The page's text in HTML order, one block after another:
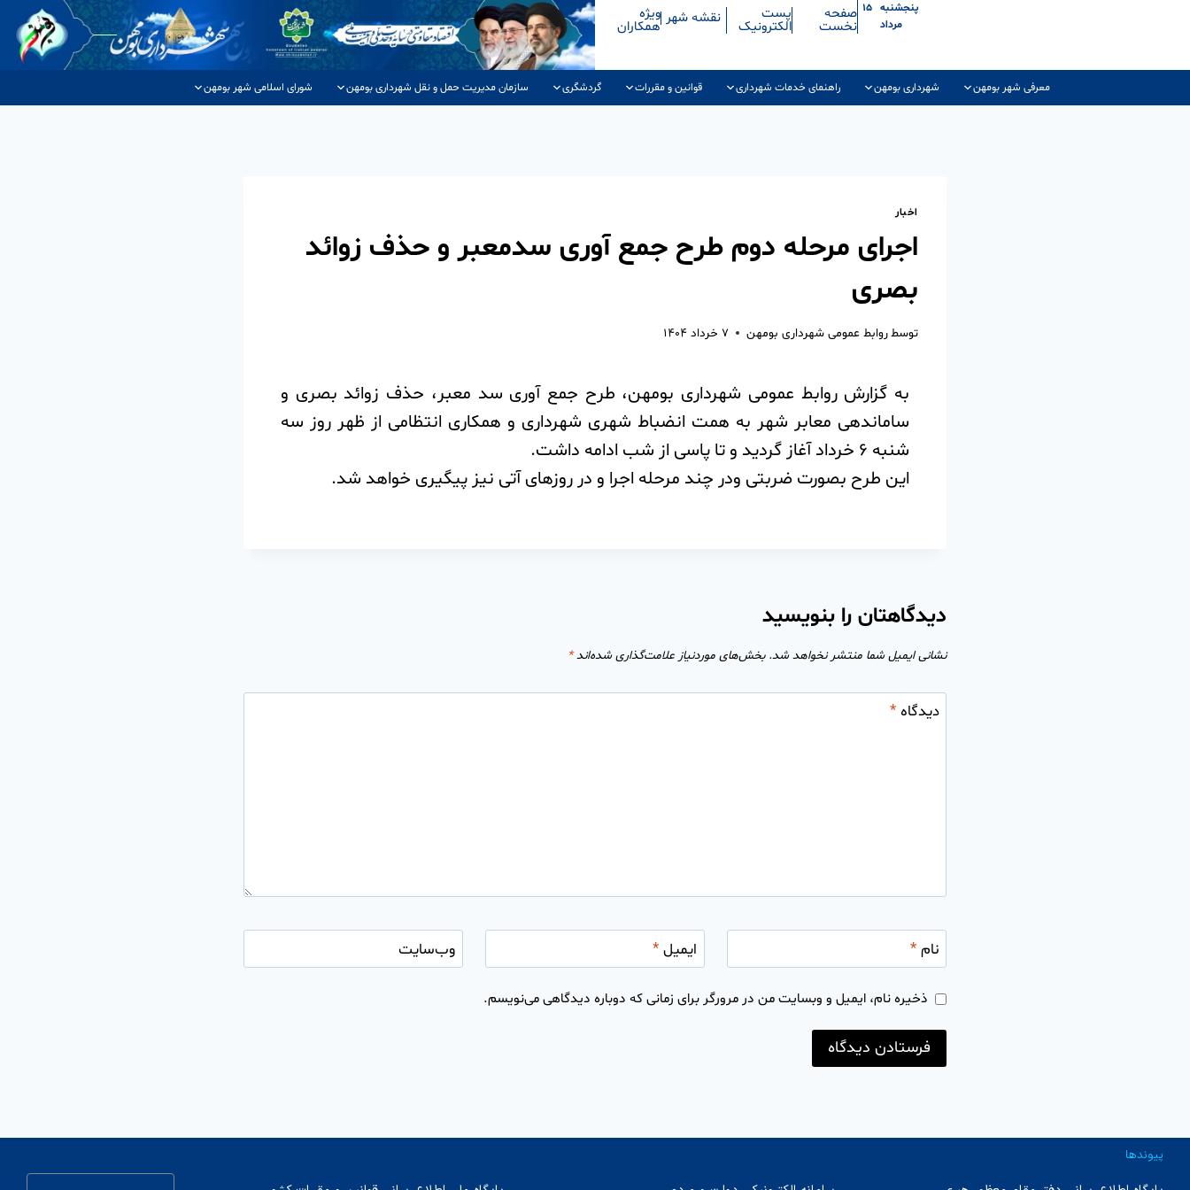
پنجشنبه ۱۵
مرداد
صفحه
نخست
پست
الکترونیک نقشه شهر ویژه
همکاران
معرفی شهر بومهن شهرداری بومهن راهنمای خدمات شهرداری قوانین و مقررات گردشگری سازمان مدیریت حمل و نقل شهرداری بومهن شورای اسلامی شهر بومهن
اخبار
اجرای مرحله دوم طرح جمع آوری سدمعبر و حذف زوائد
بصری
توسطروابط عمومی شهرداری بومهن ۷ خرداد ۱۴۰۴
به گزارش روابط عمومی شهرداری بومهن، طرح جمع آوری سد معبر، حذف زوائد بصری و
ساماندهی معابر شهر به همت انضباط شهری شهرداری و همکاری انتظامی از ظهر روز سه
شنبه ۶ خرداد آغاز گردید و تا پاسی از شب ادامه داشت.‌
این طرح بصورت ضربتی ودر چند مرحله اجرا و در روزهای آتی نیز پیگیری خواهد شد.‌
دیدگاهتان را بنویسید
نشانی ایمیل شما منتشر نخواهد شد. بخش‌های موردنیاز علامت‌گذاری شده‌اند*
دیدگاه*
نام* ایمیل * وب‌سایت
ذخیره نام، ایمیل و وبسایت من در مرورگر برای زمانی که دوباره دیدگاهی می‌نویسم.
پیوندها